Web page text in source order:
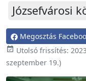
Józsefvárosi
Megosztás
 Utolsó frissítés:
szeptember 19.)